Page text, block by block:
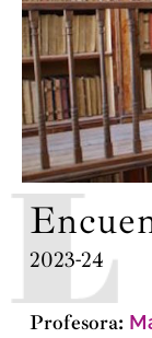
2023-24
Profesora: